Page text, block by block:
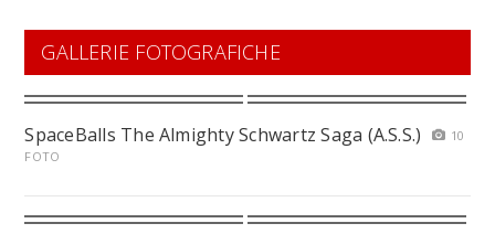
GALLERIE FOTOGRAFICHE
SpaceBalls The Almighty Schwartz Saga (A.S.S.)
10
FOTO